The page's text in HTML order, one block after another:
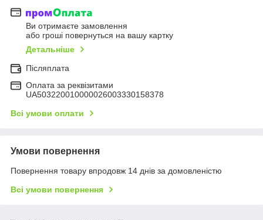
Ви отримаєте замовлення
або гроші повернуться на вашу картку
Детальніше
Післяплата
Оплата за реквізитами
UA503220010000026003330158378
Всі умови оплати
Умови повернення
Повернення товару впродовж 14 днів за домовленістю
Всі умови повернення